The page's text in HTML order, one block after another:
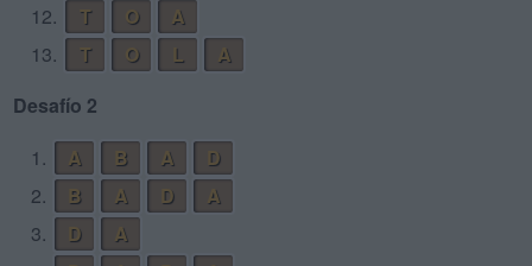
12.
T O
A
13.
T O L
A
Desafío 2
1.
A B A
D
2.
B A D
A
3.
D
A